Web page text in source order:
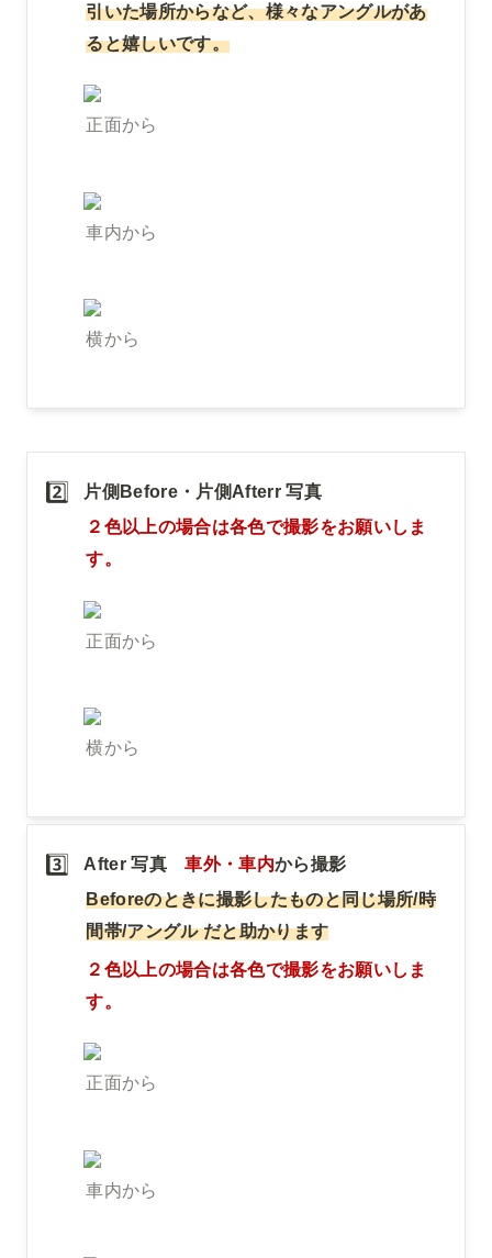
引いた場所からなど、様々なアングルがあ
ると嬉しいです。
正面から
車内から
横から
2️⃣
片側Before・片側Afterr 写真
２色以上の場合は各色で撮影をお願いしま
す。
正面から
横から
3️⃣ After 写真 車外・車内から撮影
Beforeのときに撮影したものと同じ場所/時
間帯/アングル だと助かります
２色以上の場合は各色で撮影をお願いしま
す。
正面から
車内から